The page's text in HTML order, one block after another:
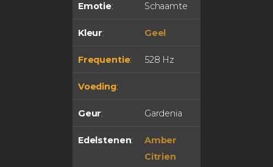
Emotie: Schaamte
Kleur: Geel
Frequentie: 528 Hz
Voeding:
Geur: Gardenia
Edelstenen:
Amber
Citrien